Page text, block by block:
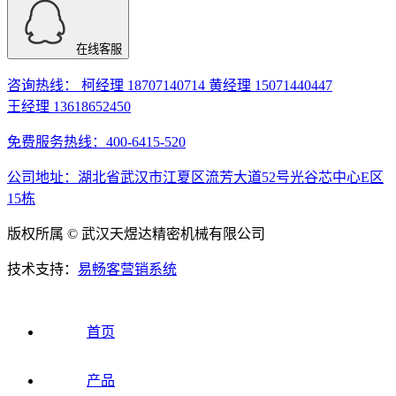
在线客服
咨询热线： 柯经理 18707140714 黄经理 15071440447
王经理 13618652450
免费服务热线：400-6415-520
公司地址：湖北省武汉市江夏区流芳大道52号光谷芯中心E区
15栋
版权所属 © 武汉天煜达精密机械有限公司
技术支持： 易畅客营销系统
首页
产品